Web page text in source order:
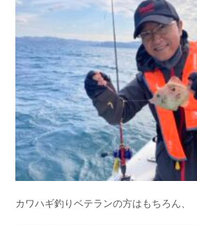
カワハギ釣りベテランの方はもちろん、